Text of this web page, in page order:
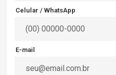
Celular / WhatsApp
E-mail